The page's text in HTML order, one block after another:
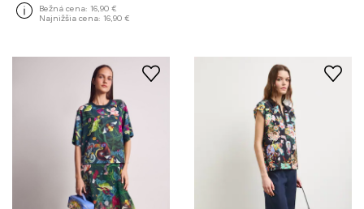
Bežná cena: 16,90 €
Najnižšia cena: 16,90 €